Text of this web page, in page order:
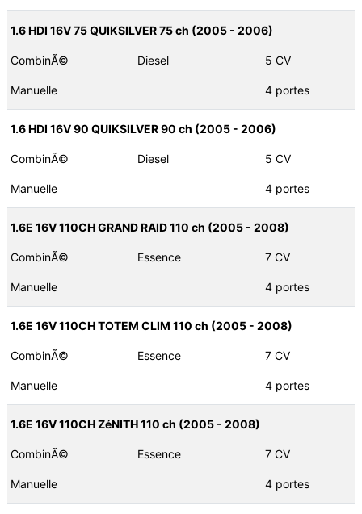
1.6 HDI 16V 75 QUIKSILVER 75 ch (2005 - 2006)
CombinÃ© Diesel 5 CV
Manuelle 4 portes
1.6 HDI 16V 90 QUIKSILVER 90 ch (2005 - 2006)
CombinÃ© Diesel 5 CV
Manuelle 4 portes
1.6E 16V 110CH GRAND RAID 110 ch (2005 - 2008)
CombinÃ© Essence 7 CV
Manuelle 4 portes
1.6E 16V 110CH TOTEM CLIM 110 ch (2005 - 2008)
CombinÃ© Essence 7 CV
Manuelle 4 portes
1.6E 16V 110CH ZéNITH 110 ch (2005 - 2008)
CombinÃ© Essence 7 CV
Manuelle 4 portes